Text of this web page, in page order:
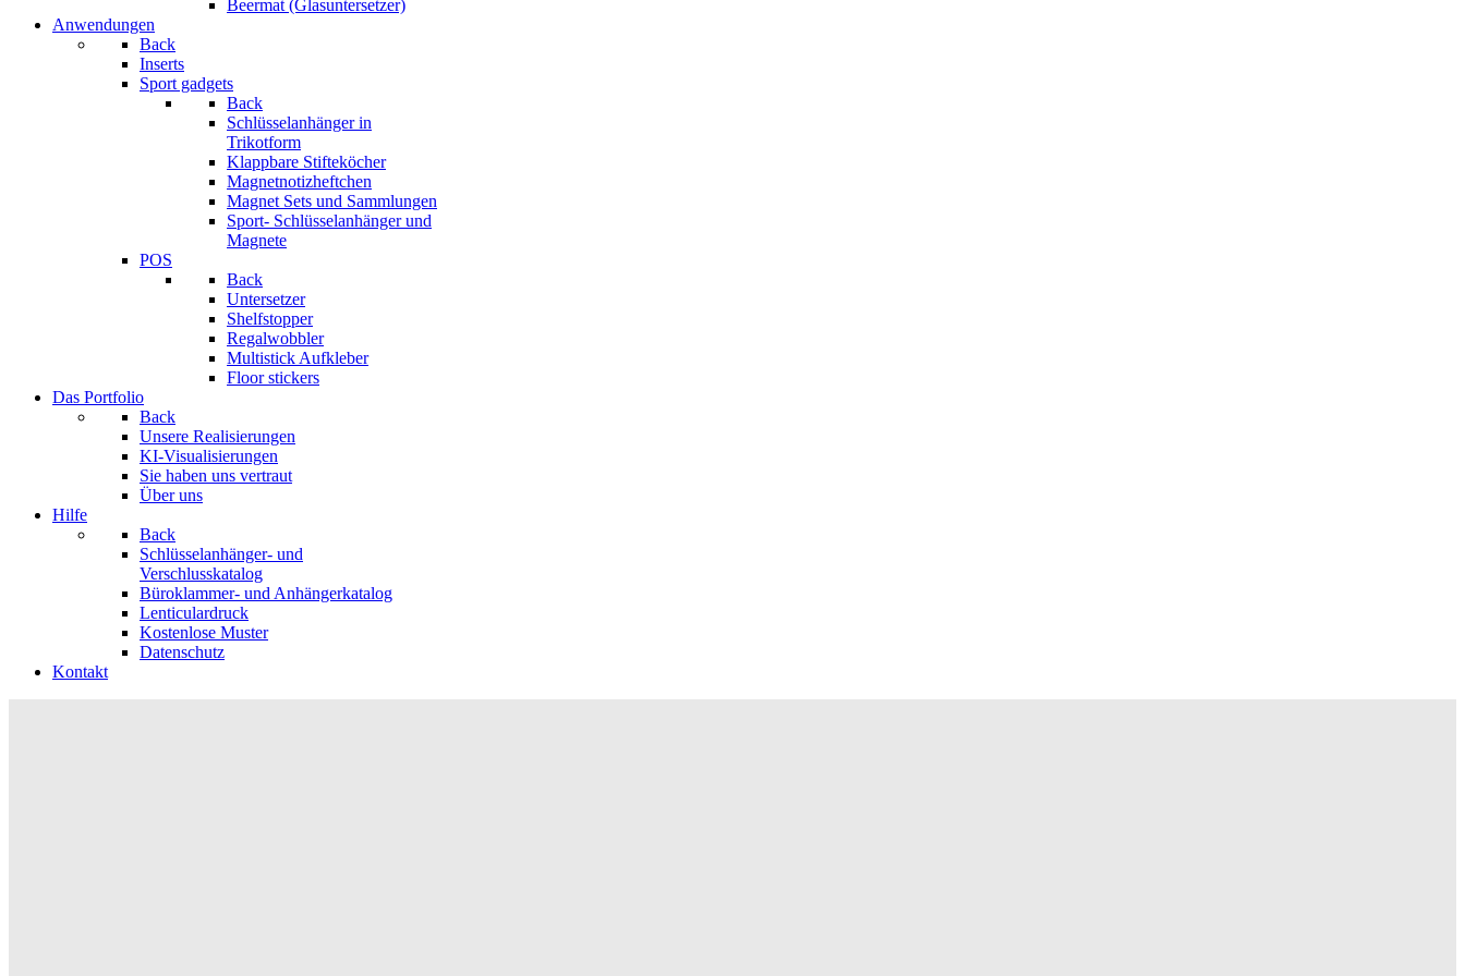
Beermat (Glasuntersetzer)
Anwendungen
Back
Inserts
Sport gadgets
Back
Schlüsselanhänger in
Trikotform
Klappbare Stifteköcher
Magnetnotizheftchen
Magnet Sets und Sammlungen
Sport- Schlüsselanhänger und
Magnete
POS
Back
Untersetzer
Shelfstopper
Regalwobbler
Multistick Aufkleber
Floor stickers
Das Portfolio
Back
Unsere Realisierungen
KI-Visualisierungen
Sie haben uns vertraut
Über uns
Hilfe
Back
Schlüsselanhänger- und
Verschlusskatalog
Büroklammer- und Anhängerkatalog
Lenticulardruck
Kostenlose Muster
Datenschutz
Kontakt